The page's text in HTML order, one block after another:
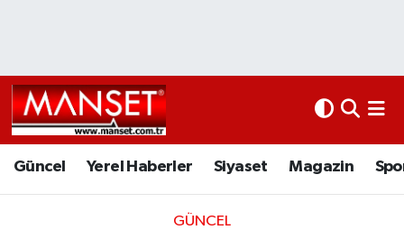
Güncel Yerel Haberler Siyaset Magazin
GÜNCEL
Kültür Sanat
Magazin
Yerel Haberler
Siyaset
Hava Durumu
Namaz Vakitleri